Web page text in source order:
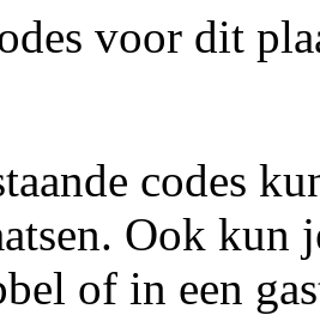
voor dit
codes
Ook kun
of in een